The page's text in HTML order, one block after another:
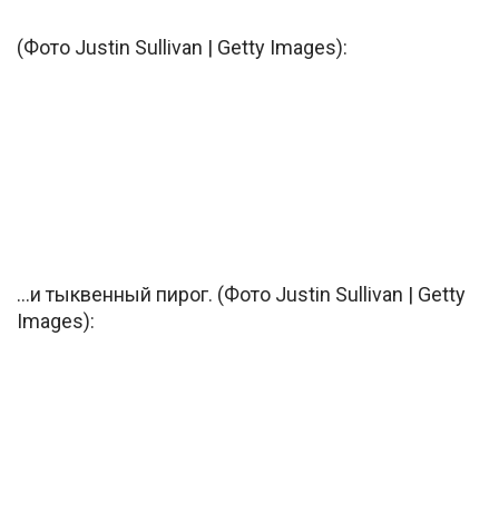
(Фото Justin Sullivan | Getty Images):
…и тыквенный пирог. (Фото Justin Sullivan | Getty
Images):